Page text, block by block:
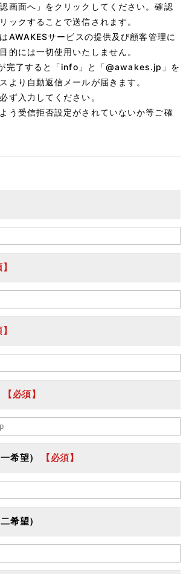
画面へ」をクリックしてください。確認
ックすることで送信されます。
AWAKESサービスの提供及び顧客管理に
的には一切使用いたしません。
完了すると「info」と「@awakes.jp」を
より自動返信メールが届きます。
ず入力してください。
う受信拒否設定がされていないか等ご確
【必須】
希望） 【必須】
希望）